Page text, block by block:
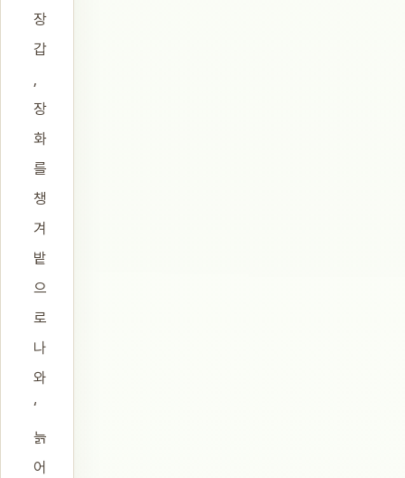
장
갑
,
장
화
를
챙
겨
밭
으
로
나
와
‘
늙
어